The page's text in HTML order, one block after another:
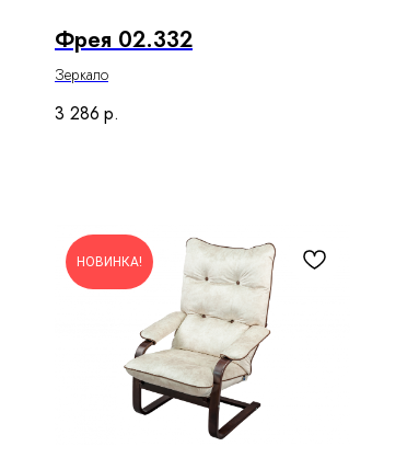
Фрея 02.332
Зеркало
3 286 р.
НОВИНКА!